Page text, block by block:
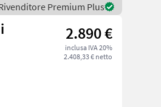
Premium Plus
2.890 €
inclusa IVA 20%
2.408,33 € netto